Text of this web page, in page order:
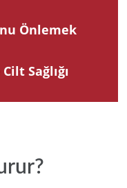
Önlemek
Sağlığı